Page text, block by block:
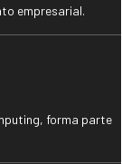
empresarial.
forma parte